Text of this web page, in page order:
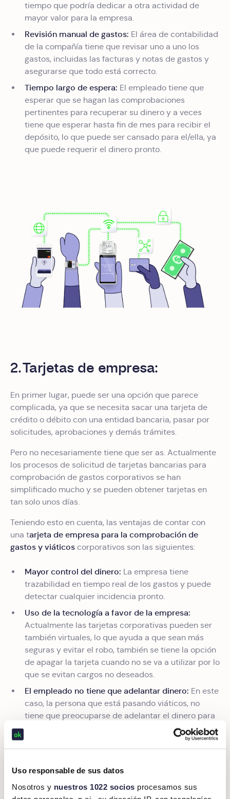
Uso responsable de sus datos
Nosotros y nuestros 1022 socios procesamos sus
tiempo que podría dedicar a otra actividad de
mayor valor para la empresa.
Revisión manual de gastos: El área de contabilidad
de la compañía tiene que revisar uno a uno los
gastos, incluidas las facturas y notas de gastos y
asegurarse que todo está correcto.
Tiempo largo de espera: El empleado tiene que
esperar que se hagan las comprobaciones
pertinentes para recuperar su dinero y a veces
tiene que esperar hasta fin de mes para recibir el
depósito, lo que puede ser cansado para el/ella, ya
que puede requerir el dinero pronto.
2. Tarjetas de empresa:
En primer lugar, puede ser una opción que parece
complicada, ya que se necesita sacar una tarjeta de
crédito o débito con una entidad bancaria, pasar por
solicitudes, aprobaciones y demás trámites.
Pero no necesariamente tiene que ser as. Actualmente
los procesos de solicitud de tarjetas bancarias para
comprobación de gastos corporativos se han
simplificado mucho y se pueden obtener tarjetas en
tan solo unos días.
Teniendo esto en cuenta, las ventajas de contar con
una tarjeta de empresa para la comprobación de
gastos y viáticos corporativos son las siguientes:
Mayor control del dinero: La empresa tiene
trazabilidad en tiempo real de los gastos y puede
detectar cualquier incidencia pronto.
Uso de la tecnología a favor de la empresa:
Actualmente las tarjetas corporativas pueden ser
también virtuales, lo que ayuda a que sean más
seguras y evitar el robo, también se tiene la opción
de apagar la tarjeta cuando no se va a utilizar por lo
que se evitan cargos no deseados.
El empleado no tiene que adelantar dinero: En este
caso, la persona que está pasando viáticos, no
tiene que preocuparse de adelantar el dinero para
hacer frente a los gastos y luego esperar a que se
le haga el pago. ¡Solo necesita pagar con la tarjeta
corporativa y listo!
Menor tiempo invertido en comprobación de
constantemente, como el área de contabilidad de